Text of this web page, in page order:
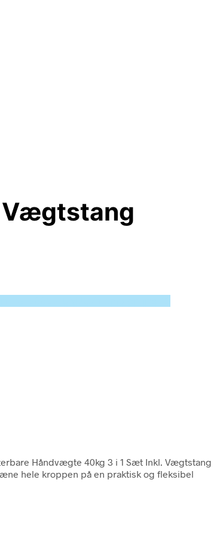
Vægtstang
Håndvægte 40kg 3 i 1 Sæt Inkl. Vægtstang
hele kroppen på en praktisk og fleksibel